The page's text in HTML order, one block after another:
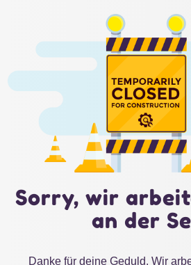
Sorry, wir
an der
Danke für deine Geduld. Wir